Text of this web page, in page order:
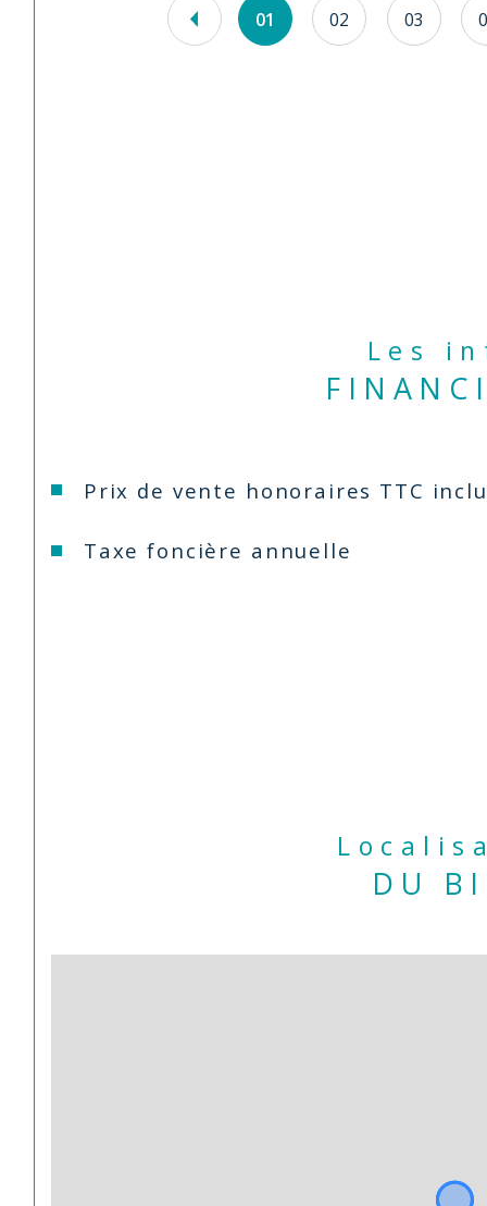
01 02 03
Les
Prix de vente honoraires TTC
Taxe foncière annuelle
DU